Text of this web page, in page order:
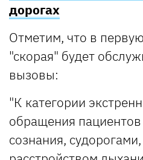
дорогах
Отметим, что в
"скорая" будет
вызовы:
"К категории
обращения пациентов
сознания,